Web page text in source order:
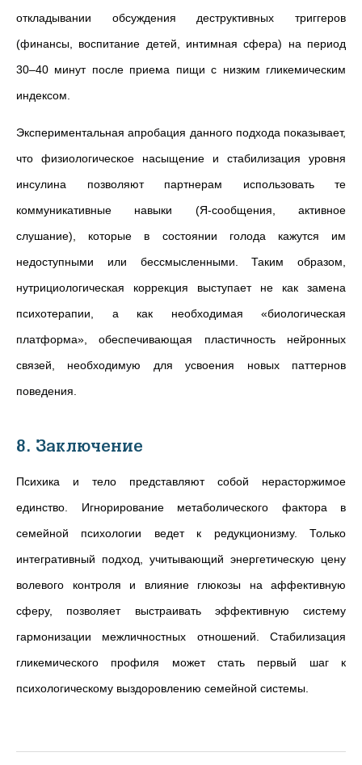
откладывании обсуждения деструктивных триггеров
(финансы, воспитание детей, интимная сфера) на период
30–40 минут после приема пищи с низким гликемическим
индексом.
Экспериментальная апробация данного подхода показывает,
что физиологическое насыщение и стабилизация уровня
инсулина позволяют партнерам использовать те
коммуникативные навыки (Я-сообщения, активное
слушание), которые в состоянии голода кажутся им
недоступными или бессмысленными. Таким образом,
нутрициологическая коррекция выступает не как замена
психотерапии, а как необходимая «биологическая
платформа», обеспечивающая пластичность нейронных
связей, необходимую для усвоения новых паттернов
поведения.
8. Заключение
Психика и тело представляют собой нерасторжимое
единство. Игнорирование метаболического фактора в
семейной психологии ведет к редукционизму. Только
интегративный подход, учитывающий энергетическую цену
волевого контроля и влияние глюкозы на аффективную
сферу, позволяет выстраивать эффективную систему
гармонизации межличностных отношений. Стабилизация
гликемического профиля может стать первый шаг к
психологическому выздоровлению семейной системы.